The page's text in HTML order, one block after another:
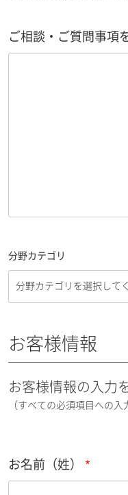
ご相談・ご質問事項
分野カテゴリ
お客様情報
お客様情報の入力
（すべての必須項目への入
お名前（姓）